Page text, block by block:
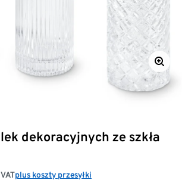
dekoracyjnych ze szkła
plus koszty przesyłki